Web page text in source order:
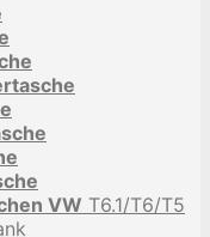
VW T6.1/T6/T5